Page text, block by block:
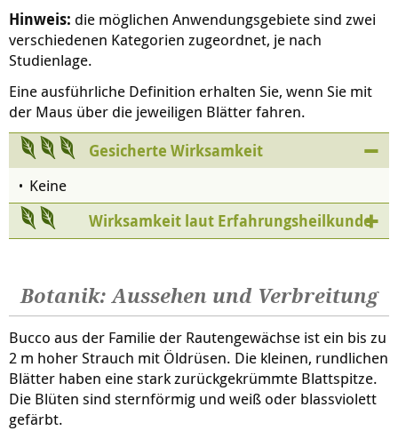
Hinweis: die möglichen Anwendungsgebiete sind zwei
verschiedenen Kategorien zugeordnet, je nach
Studienlage.
Eine ausführliche Definition erhalten Sie, wenn Sie mit
der Maus über die jeweiligen Blätter fahren.
Gesicherte Wirksamkeit
Keine
Wirksamkeit laut Erfahrungsheilkunde
Botanik: Aussehen und Verbreitung
Bucco aus der Familie der Rautengewächse ist ein bis zu
2 m hoher Strauch mit Öldrüsen. Die kleinen, rundlichen
Blätter haben eine stark zurückgekrümmte Blattspitze.
Die Blüten sind sternförmig und weiß oder blassviolett
gefärbt.